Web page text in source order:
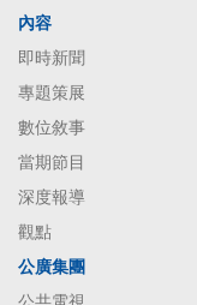
內容
即時新聞
專題策展
數位敘事
當期節目
深度報導
觀點
公廣集團
公共電視